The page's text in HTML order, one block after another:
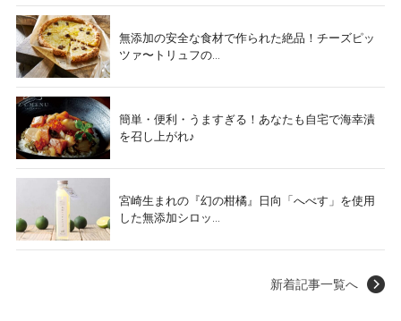
無添加の安全な食材で作られた絶品！チーズピッ
ツァ〜トリュフの...
簡単・便利・うますぎる！あなたも自宅で海幸漬
を召し上がれ♪
宮崎生まれの『幻の柑橘』日向「へべす」を使用
した無添加シロッ...
新着記事一覧へ